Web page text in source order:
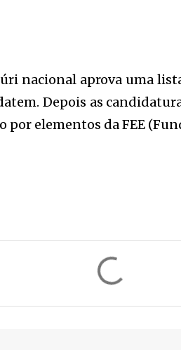
nacional aprova uma
Depois as
elementos da FEE